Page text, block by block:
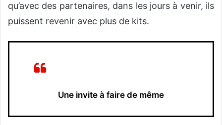
qu’avec des partenaires, dans les jours à venir, ils
puissent revenir avec plus de kits.
Une invite à faire de même